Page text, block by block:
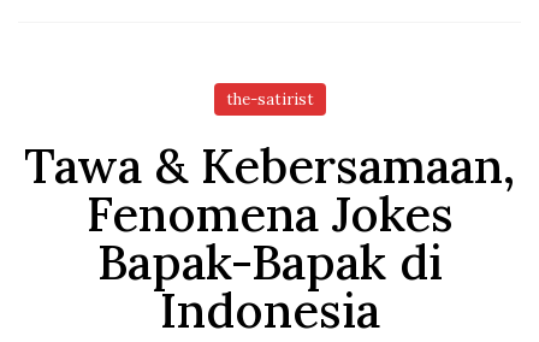
the-satirist
Tawa & Kebersamaan,
Fenomena Jokes
Bapak-Bapak di
Indonesia